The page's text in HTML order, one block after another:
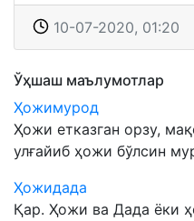
10-07-2020, 01:20
Ўҳшаш маълумотлар
Ҳожимурод
Ҳожи етказган орзу,
улғайиб ҳожи бўлсин
Ҳожидада
Қар. Ҳожи ва Дада ёки